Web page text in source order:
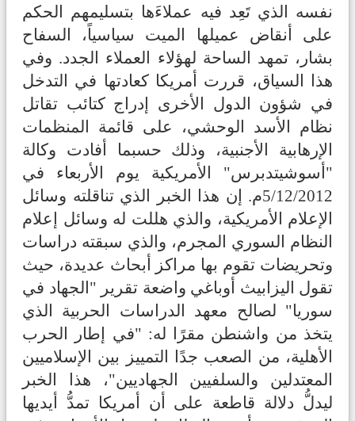
نفسه الذي تعِد فيه عملاءَها بتسليمهم الحكم
على أنقاض عميلها الميت سياسياً، السفاح
بشار، تمهد الساحة لهؤلاء العملاء الجدد. وفي
هذا السياق، قررت
أمريكا كعادتها في التدخل
في شؤون الدول الأخرى إدراج كتائب تقاتل
نظام الأسد الوحشي، على قائمة المنظمات
الإرهابية الأجنبية، وذلك حسبما أفادت وكالة
"أسوشيتدبرس" الأمريكية يوم الأربعاء في
5/12/2012م. إن هذا الخبر الذي تناقلته وسائل
الإعلام الأمريكية، والذي هللت له وسائل إعلام
النظام السوري المجرم، والذي سبقته دراسات
وتحريضات تقوم بها مراكز أبحاث عديدة، حيث
تقول اليزابيث أوباغي واضعة تقرير "الجهاد في
سوريا" لصالح معهد الدراسات الحربية الذي
يتخذ من واشنطن مقرًا له: "في إطار الحرب
الأهلية، من الصعب جدًا التمييز بين الإسلاميين
المعتدلين والسلفيين الجهاديين"، هذا الخبر
ليدلُّ دلالة قاطعة على أن أمريكا تمدُّ أيديها